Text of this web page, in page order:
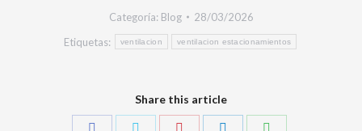
Categoría: Blog
28/03/2026
Etiquetas:
ventilacion ventilacion estacionamientos
Share this article